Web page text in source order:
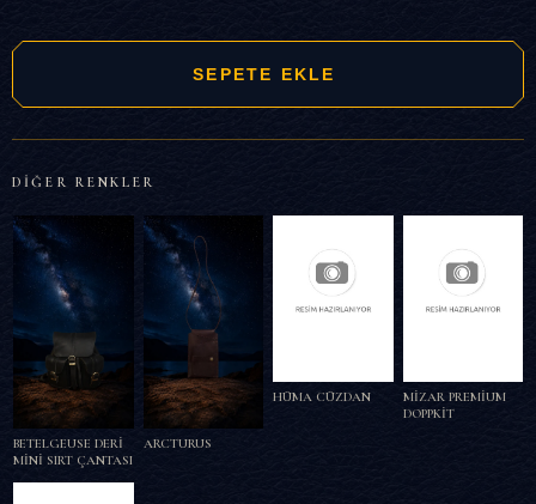
DİĞER RENKLER
BETELGEUSE DERİ
MİNİ SIRT ÇANTASI
ARCTURUS
HÜMA CÜZDAN
MİZAR PREMİUM
DOPPKİT